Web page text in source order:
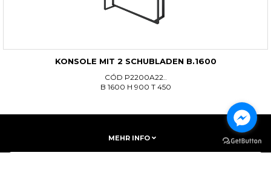
KONSOLE MIT 2 SCHUBLADEN B.1600
CÓD P2200A22..
B 1600 H 900 T 450
MEHR INFO